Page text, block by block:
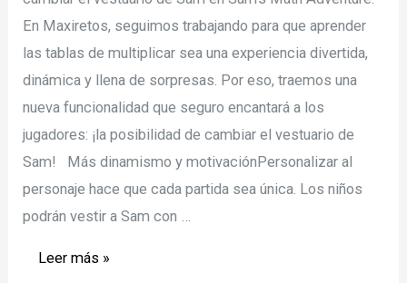
En Maxiretos, seguimos trabajando para que aprender
las tablas de multiplicar sea una experiencia divertida,
dinámica y llena de sorpresas. Por eso, traemos una
nueva funcionalidad que seguro encantará a los
jugadores: ¡la posibilidad de cambiar el vestuario de
Sam! Más dinamismo y motivaciónPersonalizar al
personaje hace que cada partida sea única. Los niños
podrán vestir a Sam con …
Sam’s
Leer más »